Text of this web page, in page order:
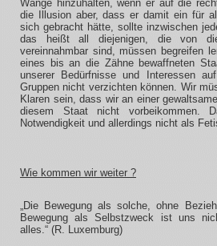
Wange hinzuhalten, wenn er auf die
die Illusion aber, dass er damit ein für
sich gebracht hätte, sollte inzwischen
das heißt all diejenigen, die von
vereinnahmbar sind, müssen begreifen
eines bis an die Zähne bewaffneten
unserer Bedürfnisse und Interessen
Gruppen nicht verzichten können. Wir
Klaren sein, dass wir an einer
diesem Staat nicht vorbeikommen.
Notwendigkeit und allerdings nicht als
Wie kommen wir weiter ?
„Die Bewegung als solche, ohne
Bewegung als Selbstzweck ist uns
alles.“ (R. Luxemburg)